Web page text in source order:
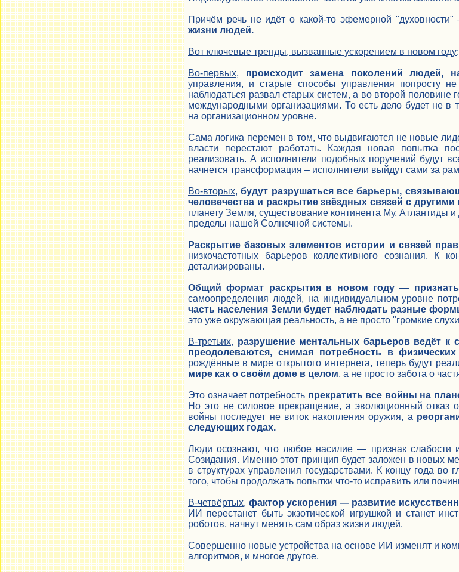
Причём речь не идёт о какой-то эфемерной
жизни людей.
Вот ключевые тренды, вызванные ускорением в новом году:
Во-первых, происходит замена поколений людей,
управления, и старые способы управления попросту
наблюдаться развал старых систем, а во второй
международными организациями. То есть дело будет не
на организационном уровне.
Сама логика перемен в том, что выдвигаются не новые
власти перестают работать. Каждая новая попытка
реализовать. А исполнители подобных поручений будут
начнется трансформация – исполнители выйдут сами за
Во-вторых,будут разрушаться все барьеры,
человечества и раскрытие звёздных связей с
планету Земля, существование континента Му, Атлантиды
пределы нашей Солнечной системы.
Раскрытие базовых элементов истории и связей
низкочастотных барьеров коллективного сознания. К
детализированы.
Общий формат раскрытия в новом году —
самоопределения людей, на индивидуальном уровне
часть населения Земли будет наблюдать разные
это уже окружающая реальность, а не просто "громкие
В-третьих, разрушение ментальных барьеров ведёт к
преодолеваются, снимая потребность в физических
рождённые в мире открытого интернета, теперь будут
мире как о своём доме в целом, а не просто забота о
Это означает потребность прекратить все войны на
Но это не силовое прекращение, а эволюционный отказ
войны последует не виток накопления оружия, а
следующих годах.
Люди осознают, что любое насилие — признак слабости
Созидания. Именно этот принцип будет заложен в новых
в структурах управления государствами. К концу года
того, чтобы продолжать попытки что-то исправить или
В-четвёртых, фактор ускорения — развитие
ИИ перестанет быть экзотической игрушкой и станет
роботов, начнут менять сам образ жизни людей.
Совершенно новые устройства на основе ИИ изменят и
алгоритмов, и многое другое.